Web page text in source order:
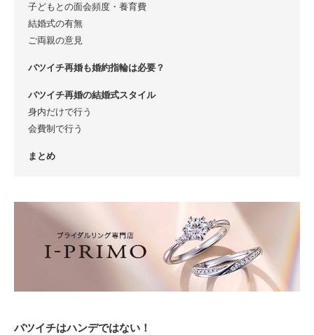
子どもとの面会頻度・養育費
結婚式の有無
ご両親の意見
バツイチ再婚も婚約指輪は必要？
バツイチ再婚の結婚式スタイル
身内だけで行う
会費制で行う
まとめ
バツイチはハンデではない！